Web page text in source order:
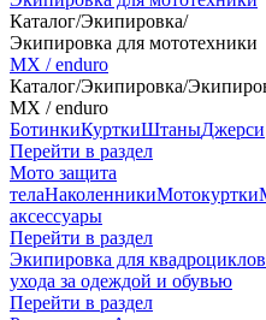
Каталог/Экипировка/
Экипировка для мототехники
MX / enduro
Каталог/Экипировка/
MX / enduro
БотинкиКурткиШтаныДжерси
Перейти в раздел
Мото защита
телаНаколенникиМотокуртки
аксессуары
Перейти в раздел
Экипировка для квадроциклов
ухода за одеждой и обувью
Перейти в раздел